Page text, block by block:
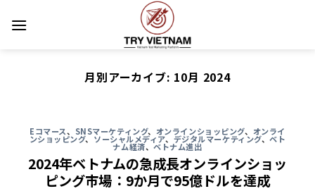
月別アーカイブ: 10月 2024
Eコマース、 SNSマーケティング、 オンラインショッピング、 オンライ
ンショッピング、 ソーシャルメディア、 デジタルマーケティング、ベト
ナム経済、ベトナム進出
2024年ベトナムの急成長オンラインショッ
ピング市場：9か月で95億ドルを達成